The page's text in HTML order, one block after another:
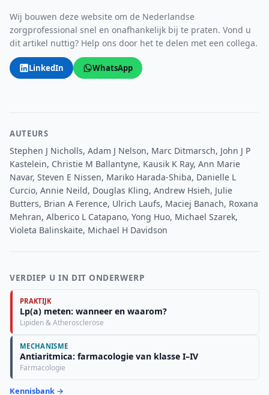
Wij bouwen deze website om de Nederlandse
zorgprofessional snel en onafhankelijk bij te praten. Vond u
dit artikel nuttig? Help ons door het te delen met een collega.
LinkedIn WhatsApp
AUTEURS
Stephen J Nicholls, Adam J Nelson, Marc Ditmarsch, John J P
Kastelein, Christie M Ballantyne, Kausik K Ray, Ann Marie
Navar, Steven E Nissen, Mariko Harada-Shiba, Danielle L
Curcio, Annie Neild, Douglas Kling, Andrew Hsieh, Julie
Butters, Brian A Ference, Ulrich Laufs, Maciej Banach, Roxana
Mehran, Alberico L Catapano, Yong Huo, Michael Szarek,
Violeta Balinskaite, Michael H Davidson
VERDIEP U IN DIT ONDERWERP
PRAKTIJK
Lp(a) meten: wanneer en waarom?
Lipiden & Atherosclerose
MECHANISME
Antiaritmica: farmacologie van klasse I–IV
Farmacologie
Kennisbank →